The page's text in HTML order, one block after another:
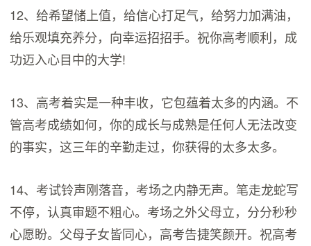
12、给希望储上值，给信心打足气，给努力加满油，
给乐观填充养分，向幸运招招手。祝你高考顺利，成
功迈入心目中的大学!
13、高考着实是一种丰收，它包蕴着太多的内涵。不
管高考成绩如何，你的成长与成熟是任何人无法改变
的事实，这三年的辛勤走过，你获得的太多太多。
14、考试铃声刚落音，考场之内静无声。笔走龙蛇写
不停，认真审题不粗心。考场之外父母立，分分秒秒
心愿盼。父母子女皆同心，高考告捷笑颜开。祝高考